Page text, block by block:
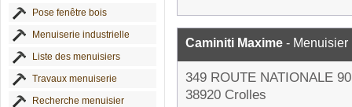
Pose fenêtre bois
Menuiserie industrielle
Liste des menuisiers
Travaux menuiserie
Recherche menuisier
Caminiti Maxime - Menuisier
349 ROUTE NATIONALE 90
38920 Crolles